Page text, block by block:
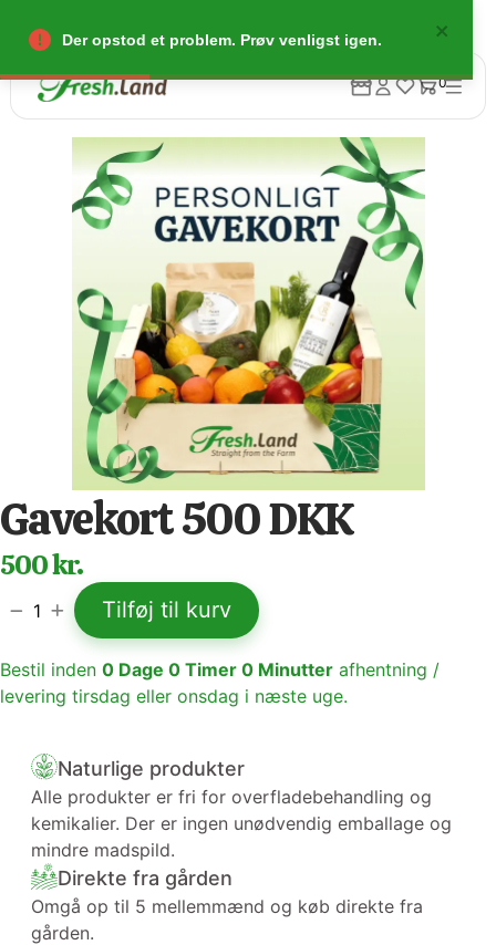
0
Tilbage
Gavekort 500 DKK
500 kr.
1 Tilføj til kurv
Bestil inden 0 Dage 0 Timer 0 Minutter afhentning /
levering tirsdag eller onsdag i næste uge.
Naturlige produkter
Alle produkter er fri for overfladebehandling og
kemikalier. Der er ingen unødvendig emballage og
mindre madspild.
Direkte fra gården
Omgå op til 5 mellemmænd og køb direkte fra
gården.
Der opstod et problem. Prøv venligst igen.